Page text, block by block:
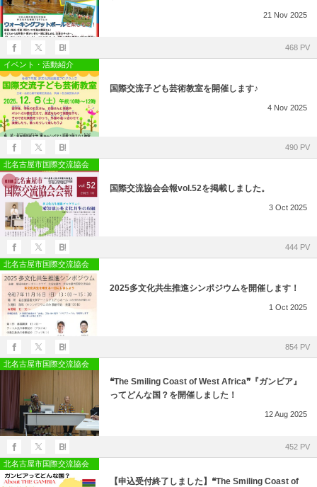
21 Nov 2025
468 PV
イベント・活動紹介
国際交流子ども芸術教室を開催します♪
4 Nov 2025
490 PV
北名古屋市国際交流協会
国際交流協会会報vol.52を掲載しました。
3 Oct 2025
444 PV
北名古屋市国際交流協会
2025多文化共生推進シンポジウムを開催します！
1 Oct 2025
854 PV
北名古屋市国際交流協会
❝The Smiling Coast of West Africa❞『ガンビア』
ってどんな国？を開催しました！
12Aug 2025
452 PV
北名古屋市国際交流協会
【申込受付終了しました】❝The Smiling Coast of